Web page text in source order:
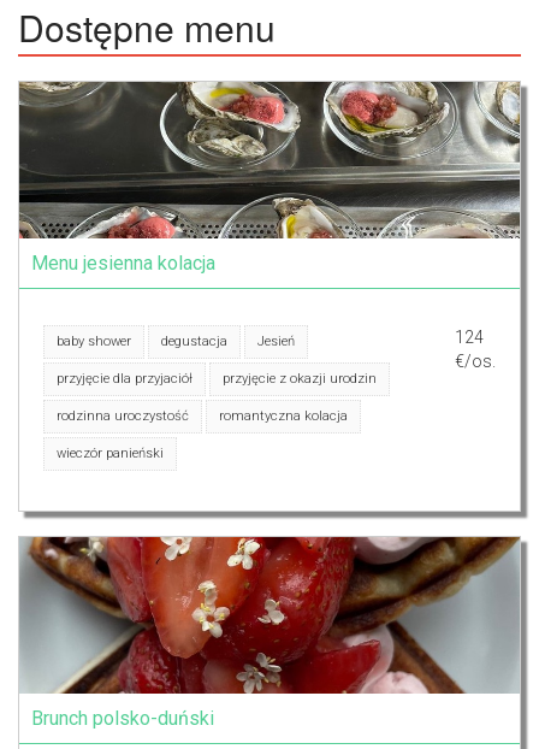
Dostępne menu
Menu jesienna kolacja
baby shower degustacja Jesień
przyjęcie dla przyjaciół przyjęcie z okazji urodzin
rodzinna uroczystość romantyczna kolacja
wieczór panieński
124
€/os.
Brunch polsko-duński